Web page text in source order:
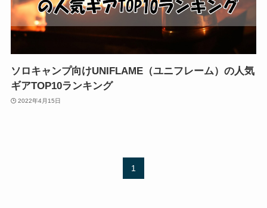
ソロキャンプ向けUNIFLAME（ユニフレーム）の人気
ギアTOP10ランキング
2022年4月15日
1